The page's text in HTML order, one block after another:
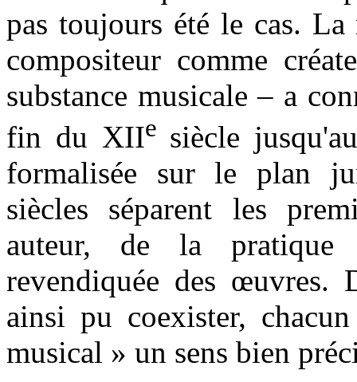
pas toujours été le cas.
compositeur comme
substance musicale – a
fin du XIIe siècle
formalisée sur le plan
siècles séparent les
auteur, de la pratique
revendiquée des œuvres.
ainsi pu coexister,
musical » un sens bien